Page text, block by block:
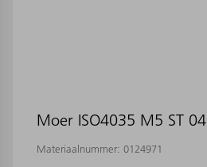
Moer ISO4035 M5 ST 04
Materiaalnummer: 0124971